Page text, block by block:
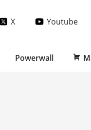
X Youtube
Powerwall